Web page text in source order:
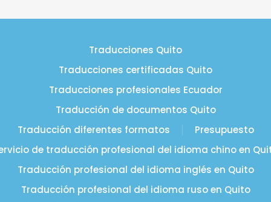
Traducciones Quito
Traducciones certificadas Quito
Traducciones profesionales Ecuador
Traducción de documentos Quito
Traducción diferentes formatos
Presupuesto
de traducción profesional del idioma chino en
Traducción profesional del idioma inglés en Quito
Traducción profesional del idioma ruso en Quito